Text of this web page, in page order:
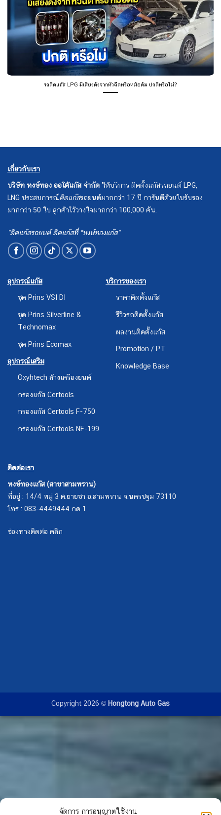
จัดการ การอนุญาตใช้งาน
รถติดแก๊ส LPG มีเสียงดังจากหัวฉีดหรือหม้อต้ม ปกติหรือไม่?
เกี่ยวกับเรา
บริษัท หงษ์ทอง ออโต้แก๊ส จำกัด ให้บริการ ติดตั้งแก๊สรถยนต์ LPG,
LNG ประสบการณ์ติดแก๊สรถยนต์มากกว่า 17 ปี การันตีด้วยใบรับรอง
มากกว่า 50 ใบ ลูกค้าไว้วางใจมากกว่า 100,000 คัน.
"ติดแก๊สรถยนต์ ติดแก๊สที่ "หงษ์ทองแก๊ส"
อุปกรณ์แก๊ส
ชุด Prins VSI DI
ชุด Prins Silverline &
Technomax
ชุด Prins Ecomax
อุปกรณ์เสริม
Oxyhtech ล้างเครืองยนต์
กรองแก๊ส Certools
กรองแก๊ส Certools F-750
กรองแก๊ส Certools NF-199
บริการของเรา
ราคาติดตั้งแก๊ส
รีวิวรถติดตั้งแก๊ส
ผลงานติดตั้งแก๊ส
Promotion / PT
Knowledge Base
ติดต่อเรา
หงษ์ทองแก๊ส (สาขาสามพราน)
ที่อยู่ : 14/4 หมู่ 3 ต.ยายชา อ.สามพราน จ.นครปฐม 73110
โทร : 083-4449444 กด 1
ช่องทางติดต่อ คลิก
Copyright 2026 © Hongtong Auto Gas